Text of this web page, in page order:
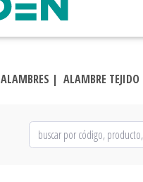
ALAMBRES | ALAMBRE